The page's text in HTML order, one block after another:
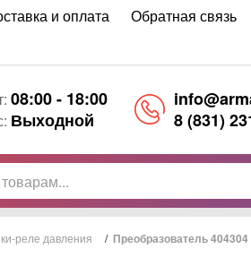
и оплата
Обратная связь
08:00 - 18:00
Выходной
8 (831)
реле давления / Преобразователь